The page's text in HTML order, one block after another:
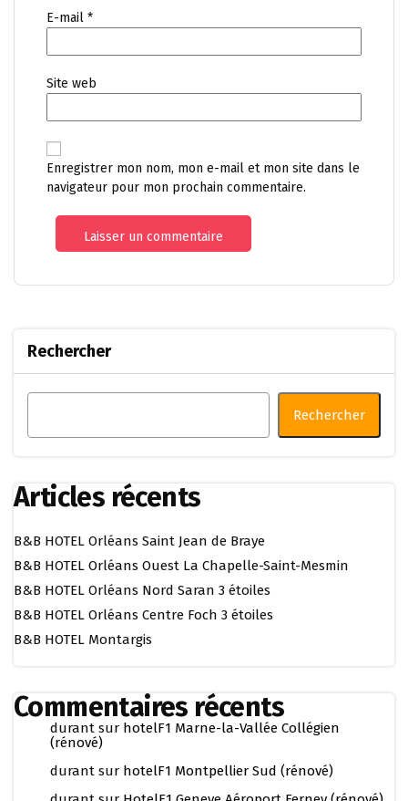
E-mail *
Site web
Enregistrer mon nom, mon e-mail et mon site dans le
navigateur pour mon prochain commentaire.
Rechercher
Rechercher
Articles récents
B&B HOTEL Orléans Saint Jean de Braye
B&B HOTEL Orléans Ouest La Chapelle-Saint-Mesmin
B&B HOTEL Orléans Nord Saran 3 étoiles
B&B HOTEL Orléans Centre Foch 3 étoiles
B&B HOTEL Montargis
Commentaires récents
durant sur hotelF1 Marne-la-Vallée Collégien
(rénové)
durant sur hotelF1 Montpellier Sud (rénové)